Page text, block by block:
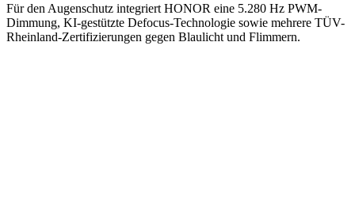
Für den Augenschutz integriert HONOR eine 5.280 Hz PWM-
Dimmung, KI-gestützte Defocus-Technologie sowie mehrere TÜV-
Rheinland-Zertifizierungen gegen Blaulicht und Flimmern.